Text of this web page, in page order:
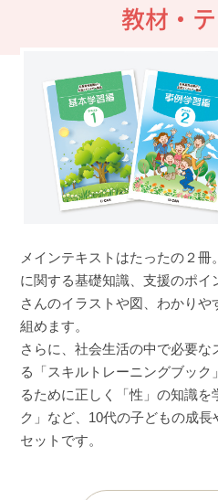
教材・
メインテキストはたったの２
に関する基礎知識、支援のポイ
さんのイラストや図、わかりや
組めます。
さらに、社会生活の中で必要
る「スキルトレーニングブッ
るために正しく「性」の知識を
ク」など、10代の子どもの成
セットです。